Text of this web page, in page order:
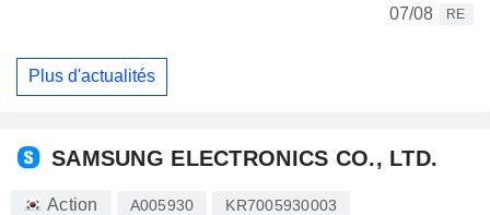
07/08
RE
Plus d'actualités
SAMSUNG ELECTRONICS CO., LTD.
Action A005930 KR7005930003